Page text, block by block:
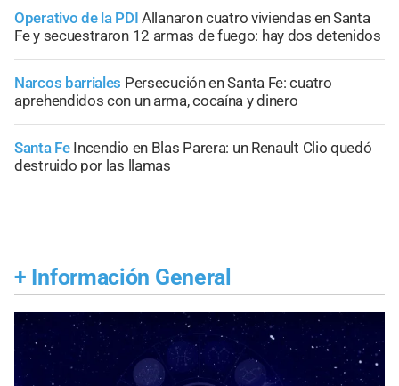
Operativo de la PDI Allanaron cuatro viviendas en Santa
Fe y secuestraron 12 armas de fuego: hay dos detenidos
Narcos barriales Persecución en Santa Fe: cuatro
aprehendidos con un arma, cocaína y dinero
Santa Fe Incendio en Blas Parera: un Renault Clio quedó
destruido por las llamas
+ Información General